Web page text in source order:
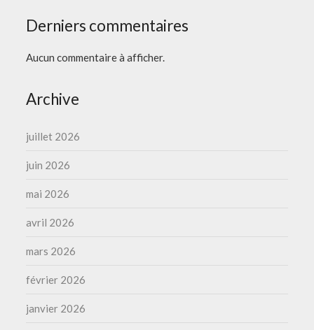
Derniers commentaires
Aucun commentaire à afficher.
Archive
juillet 2026
juin 2026
mai 2026
avril 2026
mars 2026
février 2026
janvier 2026